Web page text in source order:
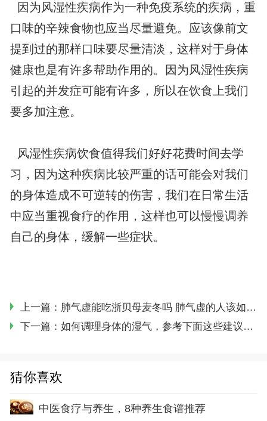
因为风湿性疾病作为一种免疫系统的疾病，重
口味的辛辣食物也应当尽量避免。应该像前文
提到过的那样口味要尽量清淡，这样对于身体
健康也是有许多帮助作用的。因为风湿性疾病
引起的并发症可能有许多，所以在饮食上我们
要多加注意。
风湿性疾病饮食值得我们好好花费时间去学
习，因为这种疾病比较严重的话可能会对我们
的身体造成不可逆转的伤害，我们在日常生活
中应当重视食疗的作用，这样也可以慢慢调养
自己的身体，缓解一些症状。
上一篇： 肺气虚能吃浙贝母麦冬吗 肺气虚的人该如何调理
下一篇： 如何调理身体的湿气，参考下面这些建议，相信会有作用
猜你喜欢
中医食疗与养生，8种养生食谱推荐